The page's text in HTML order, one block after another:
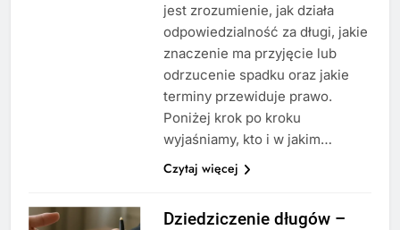
jest zrozumienie, jak działa
odpowiedzialność za długi, jakie
znaczenie ma przyjęcie lub
odrzucenie spadku oraz jakie
terminy przewiduje prawo.
Poniżej krok po kroku
wyjaśniamy, kto i w jakim…
Czytaj więcej
Dziedziczenie długów –